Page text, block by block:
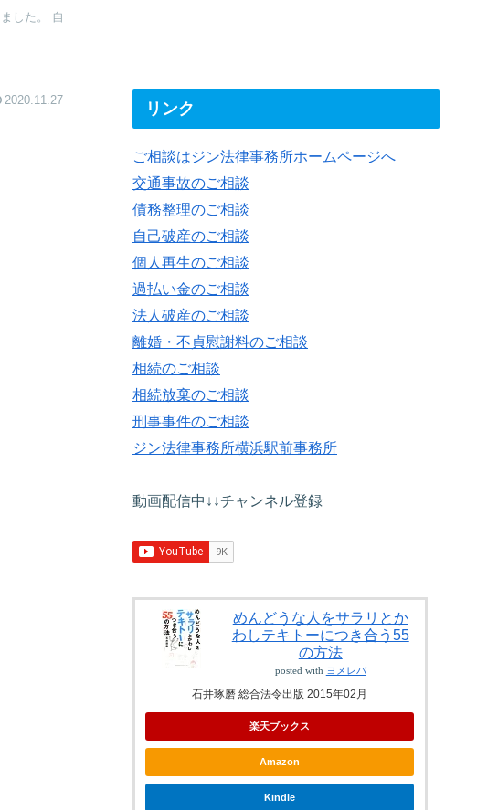
2020.11.27 リンク
ご相談はジン法律事務所ホームページへ
交通事故のご相談
債務整理のご相談
自己破産のご相談
個人再生のご相談
過払い金のご相談
法人破産のご相談
離婚・不貞慰謝料のご相談
相続のご相談
相続放棄のご相談
刑事事件のご相談
ジン法律事務所横浜駅前事務所
動画配信中↓↓チャンネル登録
めんどうな人をサラリとか
わしテキトーにつき合う55
の方法
posted with ヨメレバ
石井琢磨 総合法令出版 2015年02月
楽天ブックス
Amazon
Kindle